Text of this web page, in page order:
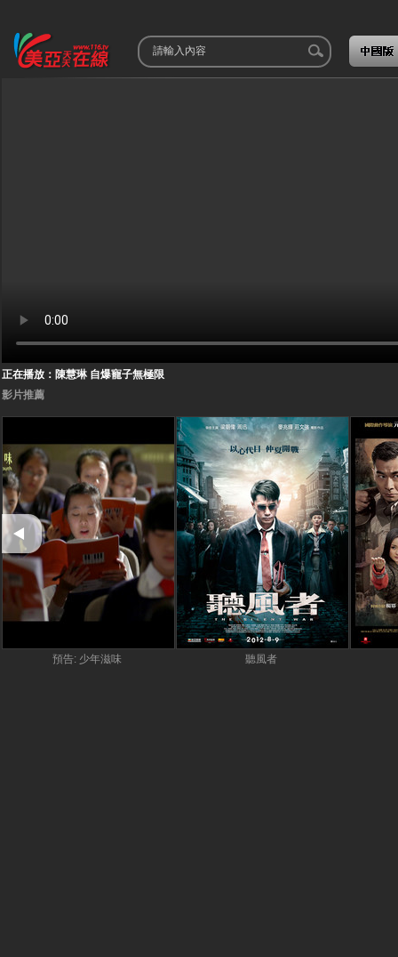
正在播放：陳慧琳 自爆寵子無極限
影片推薦
預告: 少年滋味 聽風者